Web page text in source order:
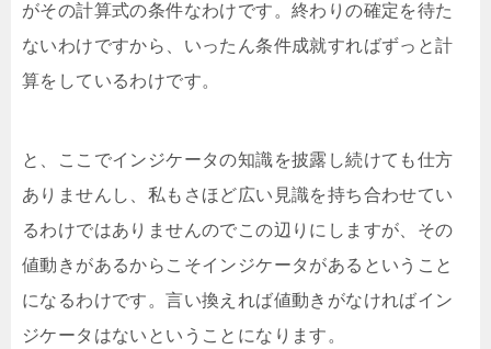
がその計算式の条件なわけです。終わりの確定を待た
ないわけですから、いったん条件成就すればずっと計
算をしているわけです。
と、ここでインジケータの知識を披露し続けても仕方
ありませんし、私もさほど広い見識を持ち合わせてい
るわけではありませんのでこの辺りにしますが、その
値動きがあるからこそインジケータがあるということ
になるわけです。言い換えれば値動きがなければイン
ジケータはないということになります。